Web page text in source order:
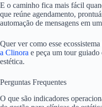
E o caminho fica mais fácil
que reúne agendamento,
automação de mensagens em
Quer ver como esse
a Clinora e peça um tour
estética.
Perguntas Frequentes
O que são indicadores